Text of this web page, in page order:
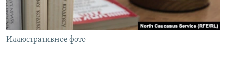
Иллюстративное фото